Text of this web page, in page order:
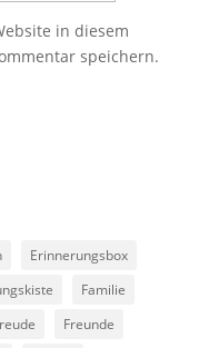
in diesem
speichern.
Erinnerungsbox
Familie
Freunde